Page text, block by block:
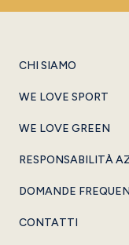
CHI SIAMO
WE LOVE SPORT
WE LOVE GREEN
RESPONSABILITÀ
DOMANDE
CONTATTI